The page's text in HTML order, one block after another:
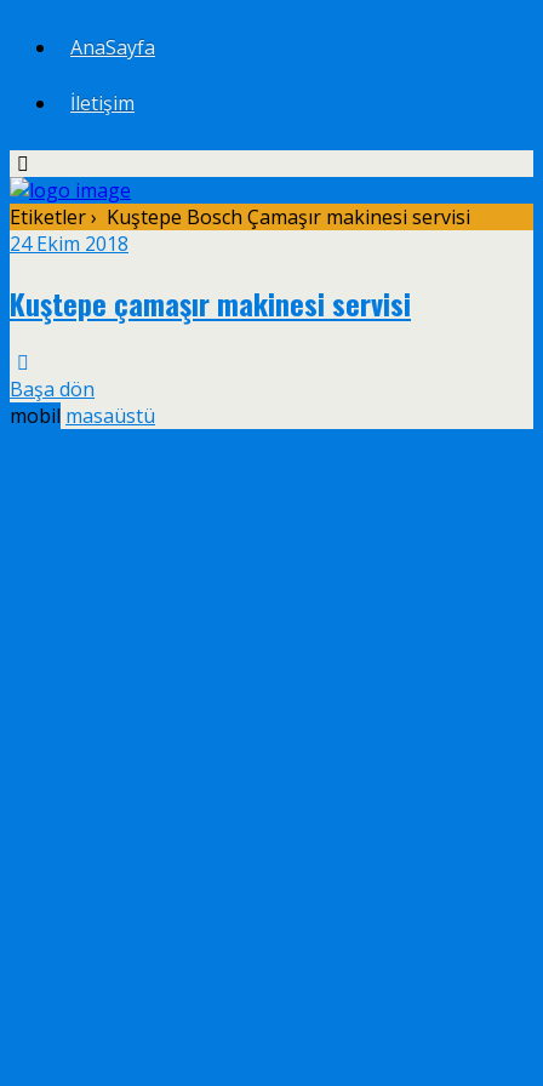
AnaSayfa
İletişim
Etiketler › Kuştepe Bosch Çamaşır makinesi servisi
24 Ekim 2018
Kuştepe çamaşır makinesi servisi
Başa dön
mobil masaüstü